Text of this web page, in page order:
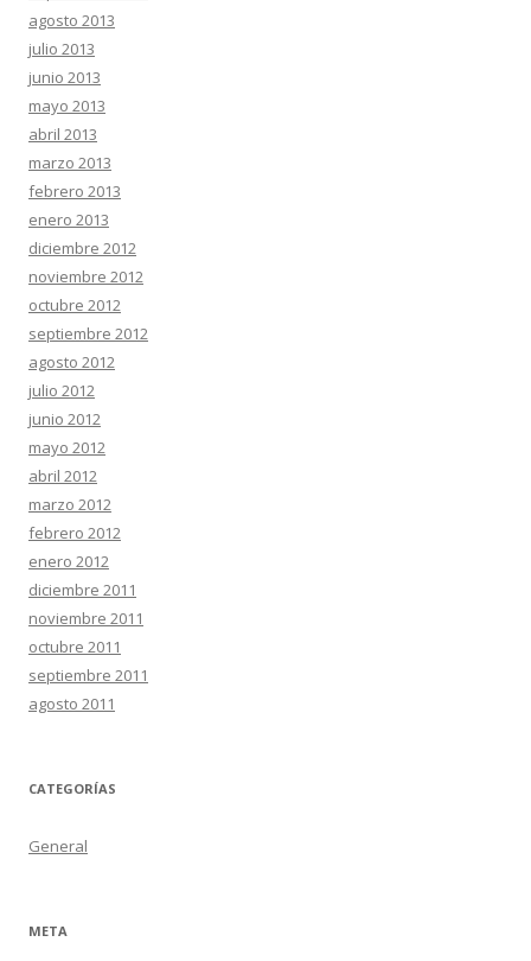
agosto 2013
julio 2013
junio 2013
mayo 2013
abril 2013
marzo 2013
febrero 2013
enero 2013
diciembre 2012
noviembre 2012
octubre 2012
septiembre 2012
agosto 2012
julio 2012
junio 2012
mayo 2012
abril 2012
marzo 2012
febrero 2012
enero 2012
diciembre 2011
noviembre 2011
octubre 2011
septiembre 2011
agosto 2011
CATEGORÍAS
General
META